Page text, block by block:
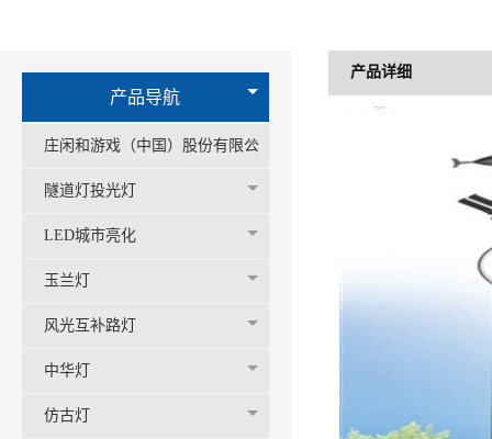
产品导航
庄闲和游戏（中国）股份有限公
司-官网
隧道灯投光灯
LED城市亮化
玉兰灯
风光互补路灯
中华灯
仿古灯
产品详细